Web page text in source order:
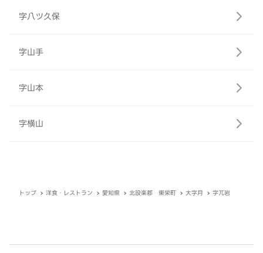
字八ツ久保
字山手
字山本
字横山
トップ 洋食・レストラン 愛知県 北設楽郡 東栄町 大字月 字兀岩